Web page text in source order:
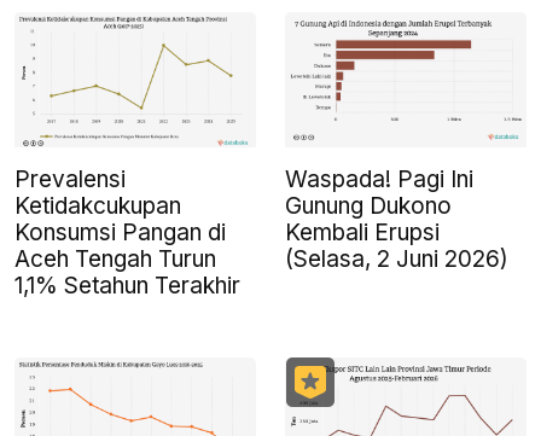
Prevalensi
Ketidakcukupan
Konsumsi Pangan di
Aceh Tengah Turun
1,1% Setahun Terakhir
Waspada! Pagi Ini
Gunung Dukono
Kembali Erupsi
(Selasa, 2 Juni 2026)